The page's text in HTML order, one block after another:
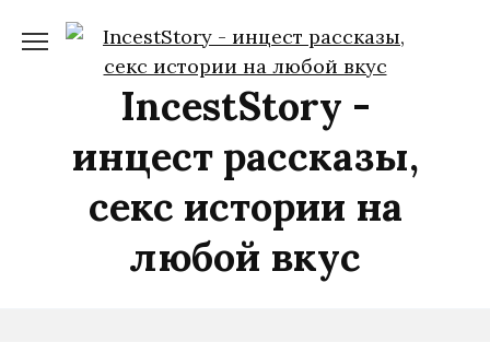
содержанию
IncestStory -
инцест рассказы,
секс истории на
любой вкус